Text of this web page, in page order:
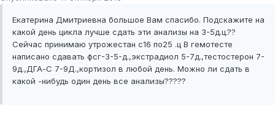
Екатерина Дмитриевна большое Вам спасибо. Подскажите на
какой день цикла лучше сдать эти анализы на 3-5д.ц.??
Сейчас принимаю утрожестан с16 по25 .ц В гемотесте
написано сдавать фсг-3-5-д.,экстрадиол 5-7д.,тестостерон 7-
9д.,ДГА-С 7-9Д.,кортизол в любой день. Можно ли сдать в
какой -нибудь один день все анализы?????